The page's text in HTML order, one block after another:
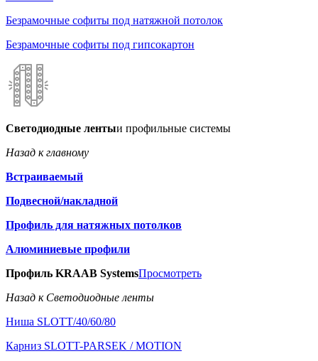
Безрамочные софиты под натяжной потолок
Безрамочные софиты под гипсокартон
Светодиодные лентыи профильные системы
Назад к главному
Встраиваемый
Подвесной/накладной
Профиль для натяжных потолков
Алюминиевые профили
Профиль KRAAB SystemsПросмотреть
Назад к Светодиодные ленты
Ниша SLOTT/40/60/80
Карниз SLOTT-PARSEK / MOTION